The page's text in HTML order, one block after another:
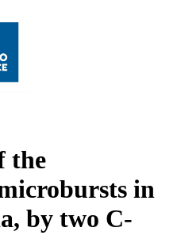
the
in
by two C-